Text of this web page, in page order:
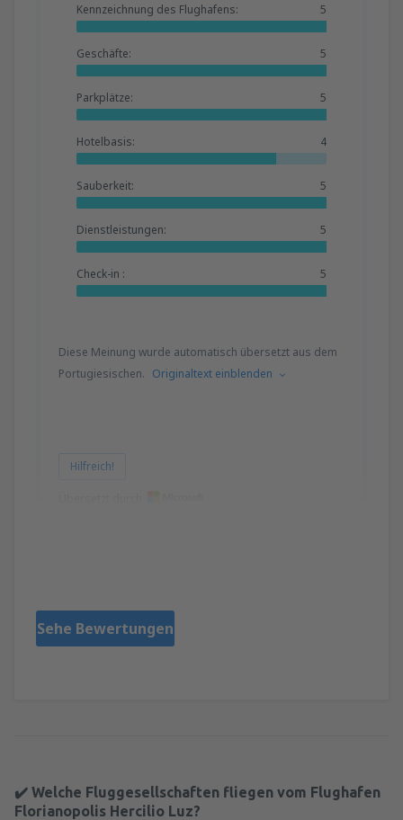
Kennzeichnung des Flughafens: 5
Geschäfte: 5
Parkplätze: 5
Hotelbasis: 4
Sauberkeit: 5
Dienstleistungen: 5
Check-in : 5
Diese Meinung wurde automatisch übersetzt aus dem
Portugiesischen. Originaltext einblenden
Hilfreich!
Sehe Bewertungen
✔️ Welche Fluggesellschaften fliegen vom Flughafen
Florianopolis Hercilio Luz?